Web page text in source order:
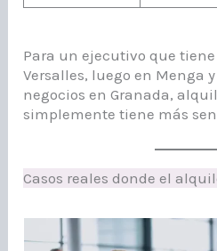
Para un ejecutivo que
Versalles, luego en Menga
negocios en Granada,
simplemente tiene más
Casos reales donde el